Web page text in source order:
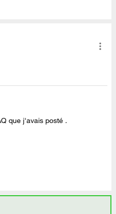
que j'avais posté .